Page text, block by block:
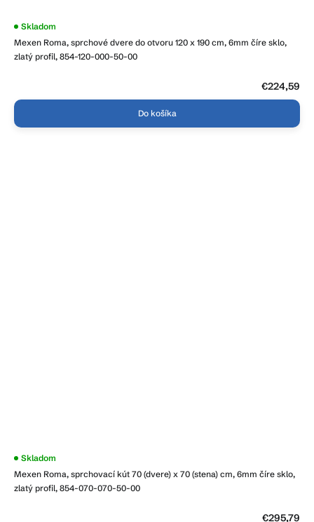
Mexen Roma, sprchové dvere do otvoru 120 x 190 cm, 6mm číre sklo,
zlatý profil, 854-120-000-50-00
Skladom
€224,59
Do košíka
Mexen Roma, sprchovací kút 70 (dvere) x 70 (stena) cm, 6mm číre sklo,
zlatý profil, 854-070-070-50-00
Skladom
€295,79